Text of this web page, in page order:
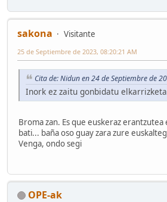
sakona
Visitante
25 de Septiembre de 2023, 08:20:21 AM
Cita de: Nidun en 24 de Septiembre de
Inork ez zaitu gonbidatu
Broma zan. Es que euskeraz
bati... baña oso guay zara zure
Venga, ondo segi
OPE-ak